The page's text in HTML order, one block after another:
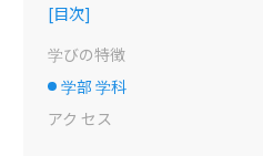
[目次]
学びの特徴
選択中のドット
学部 学科
アク セス